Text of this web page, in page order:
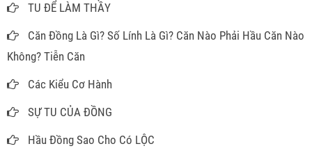
TU ĐỂ LÀM THẦY
Căn Đồng Là Gì? Số Lính Là Gì? Căn Nào Phải Hầu Căn Nào
Không? Tiễn Căn
Các Kiểu Cơ Hành
SỰ TU CỦA ĐỒNG
Hầu Đồng Sao Cho Có LỘC